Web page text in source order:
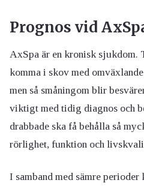
Prognos vid
AxSpa är en kronisk sjukdom.
komma i skov med
men så småningom blir
viktigt med tidig diagnos och
drabbade ska få behålla så
rörlighet, funktion och
I samband med sämre perioder